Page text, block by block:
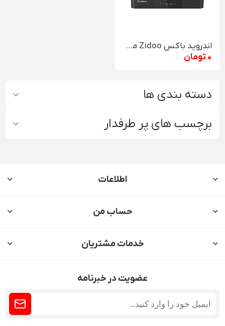
دسته بندی ها
برچسب های پر طرفدار
اندروید باکس Zidoo مدل Z9X Pro
0 تومان
اطلاعات
حساب من
خدمات مشتریان
عضویت در خبرنامه